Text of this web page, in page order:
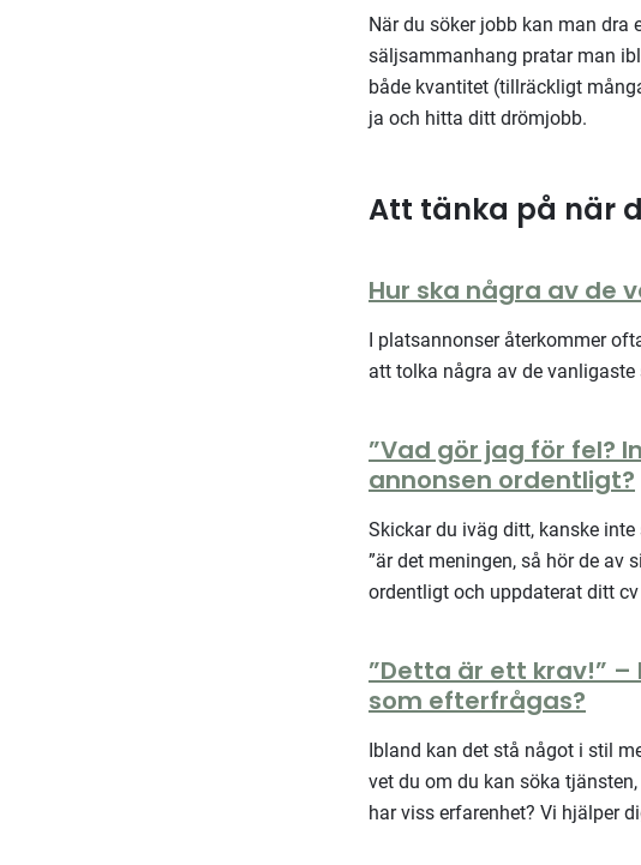
När du söker jobb kan man dra
säljsammanhang pratar man
både kvantitet (tillräckligt
ja och hitta ditt drömjobb.
Att tänka på när
Hur ska några av de
I platsannonser återkommer
att tolka några av de vanligaste
”Vad gör jag för fel?
annonsen ordentligt?
Skickar du iväg ditt, kanske
”är det meningen, så hör de av
ordentligt och uppdaterat ditt
”Detta är ett krav!”
som efterfrågas?
Ibland kan det stå något i stil
vet du om du kan söka
har viss erfarenhet? Vi hjälper